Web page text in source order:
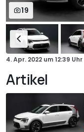
19
4. Apr. 2022 um12:39 Uhr
Artikel